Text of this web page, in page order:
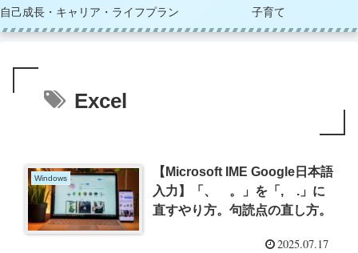
自己成長・キャリア・ライフプラン 子育て
Excel
Windows
【Microsoft IME Google日本語
入力】「、 。」を「, .」に
直すやり方。句読点の直し方。
2025.07.17